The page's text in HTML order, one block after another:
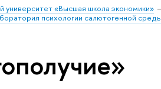
университет «Высшая школа экономики»
психологии салютогенной среды